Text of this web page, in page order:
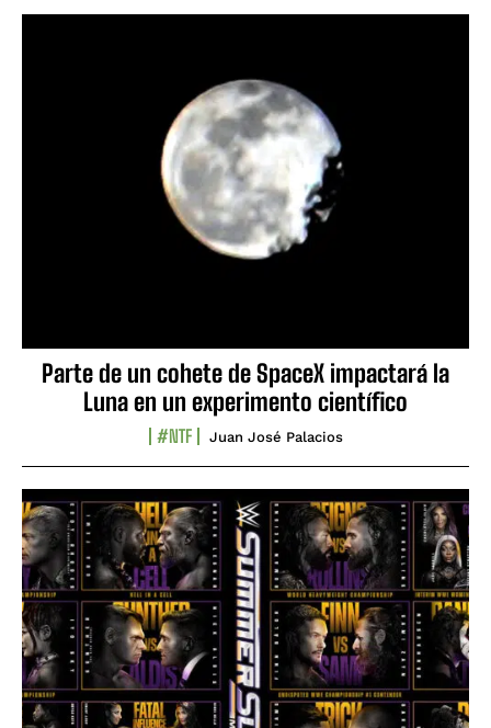
Parte de un cohete de SpaceX impactará la
Luna en un experimento científico
#NTF Juan José Palacios